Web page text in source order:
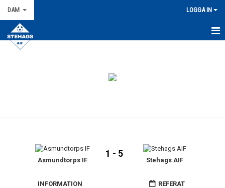
DAM LOGGA IN
HEM
BILDGALLERI
Asmundtorps IF
1 - 5
Stehags AIF
INFORMATION REFERAT